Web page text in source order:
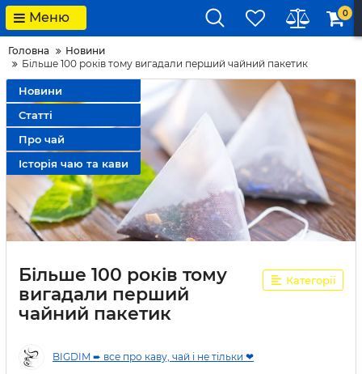
Меню 0
Головна
Новини
Більше 100 років тому вигадали перший чайний пакетик
Новини
Статті
Про чай
Історія чаю та кави
Більше 100 років тому
вигадали перший
чайний пакетик
Категорії
BIGDIM ➨ все про каву, чай і не тільки ❤